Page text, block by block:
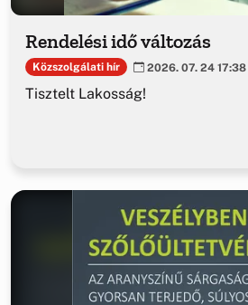
Rendelési idő változás
Közszolgálati hír 2026. 07. 24 17:38
Tisztelt Lakosság!